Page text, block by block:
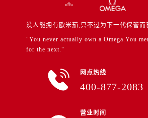
没人能拥有欧米茄,只不过为下一代保管而
"You never actually own a Omega.You
for the next."
网点热线
400-877-2083
营业时间